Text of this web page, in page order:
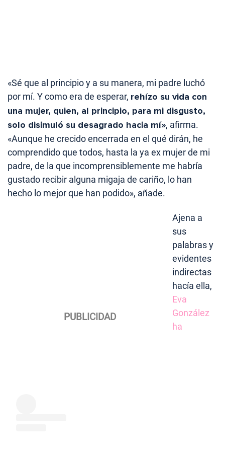
«Sé que al principio y a su manera, mi padre luchó
por mí. Y como era de esperar, rehízo su vida con
una mujer, quien, al principio, para mi disgusto,
solo disimuló su desagrado hacia mí», afirma.
«Aunque he crecido encerrada en el qué dirán, he
comprendido que todos, hasta la ya ex mujer de mi
padre, de la que incomprensiblemente me habría
gustado recibir alguna migaja de cariño, lo han
hecho lo mejor que han podido», añade.
Ajena a
sus
palabras y
evidentes
indirectas
hacía ella,
Eva
González
ha